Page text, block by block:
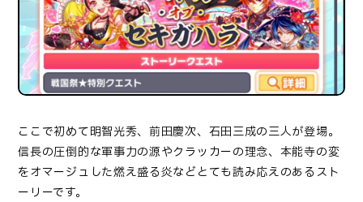
ここで初めて明智光秀、前田慶次、石田三成の三人が登場。
信長の圧倒的な軍事力の源やクラッカーの理念、本能寺の変
をオマージュした燃え盛る炎などとても読み応えのあるスト
ーリーです。